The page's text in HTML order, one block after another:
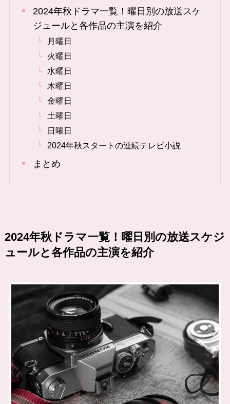
2024年秋ドラマ一覧！曜日別の放送スケ
ジュールと各作品の主演を紹介
月曜日
火曜日
水曜日
木曜日
金曜日
土曜日
日曜日
2024年秋スタートの連続テレビ小説
まとめ
2024年秋ドラマ一覧！曜日別の放送スケジ
ュールと各作品の主演を紹介